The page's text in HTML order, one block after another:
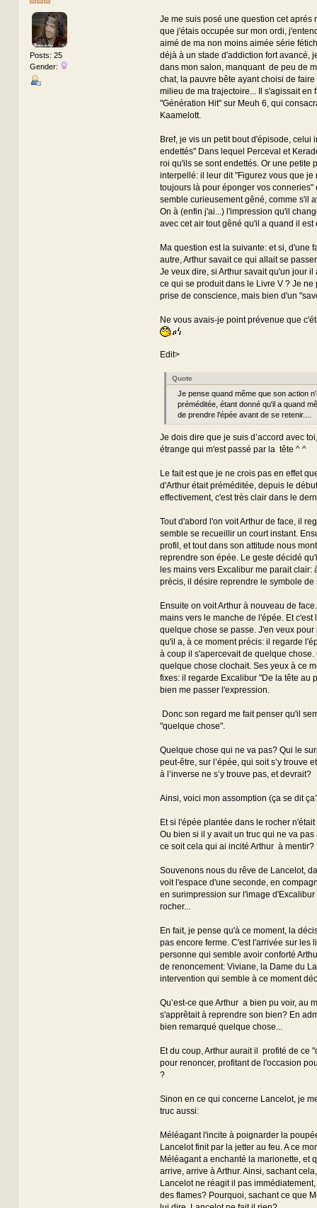
Posts: 25
Gender:
Je me suis posé une question cet aprés
que j'étais occupée sur mon ordi,
aimé de ma non moins aimée série
déjà à un stade d'addiction fort avancé,
dans mon salon, manquant de peu de
chat, la pauvre bête ayant choisi de
milieu de ma trajectoire... Il s'agissait en
"Génération Hit" sur Meuh 6, qui
Kaamelott.
Bref, je vis un petit bout d'épisode, celui
endettés" Dans lequel Perceval et
roi qu'ils se sont endettés. Or une petite
interpellé: il leur dit "Figurez vous que je
toujours là pour éponger vos conneries"
semble curieusement gêné, comme s'il
On à (enfin j'ai...) l'impression qu'il
avec cet air tout gêné qu'il a quand il est
Ma question est la suivante: et si, d'une
autre, Arthur savait ce qui allait se
Je veux dire, si Arthur savait qu'un jour
ce qui se produit dans le Livre V ? Je ne
prise de conscience, mais bien d'un
Ne vous avais-je point prévenue que
Edit>
Quote
Je pense quand même que son action
préméditée, étant donné qu'il a quand
de prendre l'épée avant de se retenir....
Je dois dire que je suis d’accord avec
étrange qui m'est passé par la tête ^ ^
Le fait est que je ne crois pas en effet
d'Arthur était préméditée, depuis le
effectivement, c'est très clair dans le
Tout d'abord l'on voit Arthur de face, il
semble se recueillir un court instant.
profil, et tout dans son attitude nous
reprendre son épée. Le geste décidé
les mains vers Excalibur me parait clair:
précis, il désire reprendre le symbole de
Ensuite on voit Arthur à nouveau de
mains vers le manche de l'épée. Et c'est
quelque chose se passe. J'en veux
qu'il a, à ce moment précis: il regarde
à coup il s'apercevait de quelque chose.
quelque chose clochait. Ses yeux à ce
fixes: il regarde Excalibur "De la tête au
bien me passer l'expression.
Donc son regard me fait penser qu'il
"quelque chose".
Quelque chose qui ne va pas? Qui le
peut-être, sur l’épée, qui soit s’y trouve
à l’inverse ne s’y trouve pas, et devrait?
Ainsi, voici mon assomption (ça se dit
Et si l'épée plantée dans le rocher
Ou bien si il y avait un truc qui ne va
ce soit cela qui ai incité Arthur à mentir?
Souvenons nous du rêve de Lancelot,
voit l'espace d'une seconde, en
en surimpression sur l'image
rocher...
En fait, je pense qu'à ce moment, la
pas encore ferme. C'est l'arrivée sur les
personne qui semble avoir conforté
de renoncement: Viviane, la Dame du
intervention qui semble à ce moment
Qu’est-ce que Arthur a bien pu voir, au
s'apprêtait à reprendre son bien? En
bien remarqué quelque chose...
Et du coup, Arthur aurait il profité de ce
pour renoncer, profitant de l'occasion
?
Sinon en ce qui concerne Lancelot, je
truc aussi:
Méléagant l'incite à poignarder la
Lancelot finit par la jetter au feu. A ce
Méléagant a enchanté la marionette, et
arrive, arrive à Arthur. Ainsi, sachant
Lancelot ne réagit il pas
des flames? Pourquoi, sachant ce que